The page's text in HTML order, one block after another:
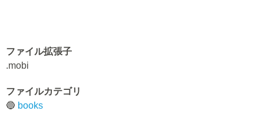
ファイル拡張子
.mobi
ファイルカテゴリ
🔵 books